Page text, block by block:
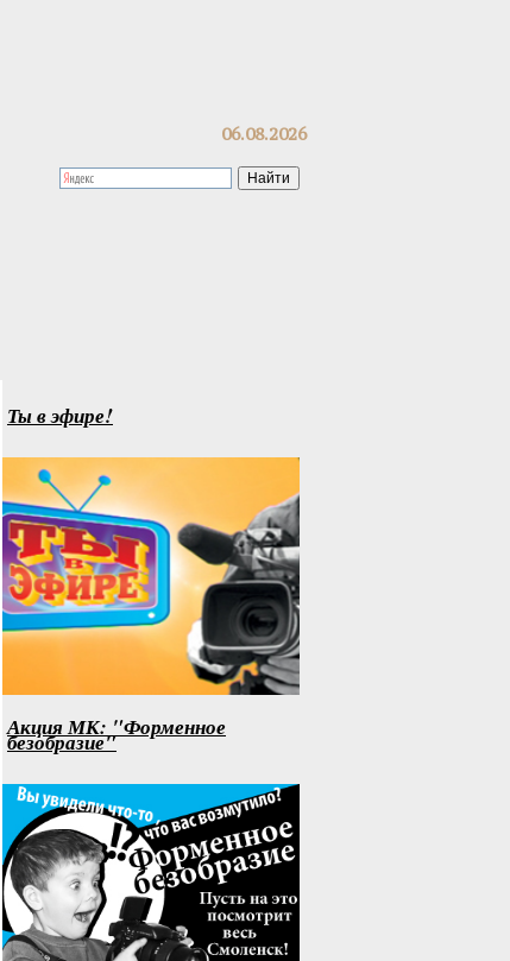
06.08.2026
Ты в эфире!
Акция МК: "Форменное
безобразие"